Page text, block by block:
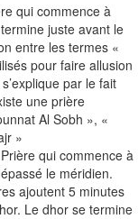
qui commence à
juste avant le
entre les termes «
pour faire allusion
par le fait
une prière
Al Sobh », «
»
qui commence à
le méridien.
ajoutent 5 minutes
Le dhor se termine